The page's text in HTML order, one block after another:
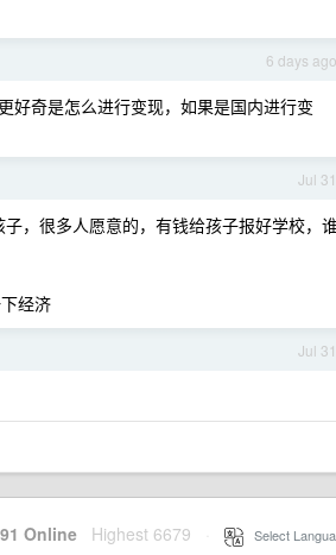
6 days ago
好奇是怎么进行变现，如果是国内进行变
Jul 31
，很多人愿意的，有钱给孩子报好学校，
经济
Jul 31
Online Highest 6679 Select